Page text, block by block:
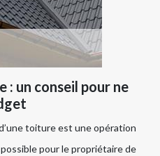
un conseil pour ne
toiture est une opération
pour le propriétaire de